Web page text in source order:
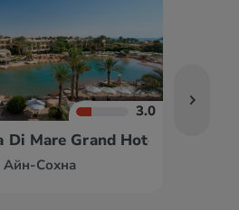
3.0
Di Mare Grand Hotel
Айн-Сохна